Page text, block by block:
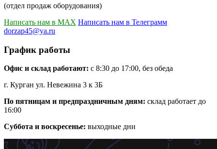
(отдел продаж оборудования)
Написать нам в MAX Написать нам в Телеграмм
dorzap45@ya.ru
График работы
Офис и склад работают: с 8:30 до 17:00, без обеда
г. Курган ул. Невежина 3 к 3Б
По пятницам и предпраздничным дням: склад работает до
16:00
Суббота и воскресенье: выходные дни